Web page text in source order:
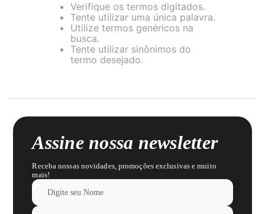
Verifique os termos digitados.
Tente utilizar uma única palavra.
Utilize termos genéricos na
busca.
Tente utilizar sinônimos do
termo desejado.
Assine nossa newsletter
Receba nossas novidades, promoções exclusivas e muito
mais!